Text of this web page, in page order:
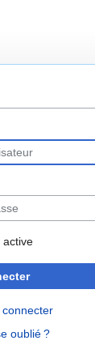
active
oublié ?